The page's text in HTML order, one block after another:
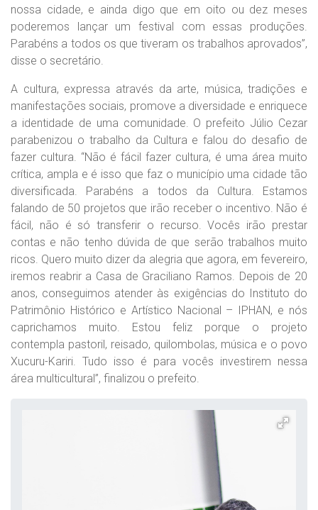
nossa cidade, e ainda digo que em oito ou dez meses
poderemos lançar um festival com essas produções.
Parabéns a todos os que tiveram os trabalhos aprovados”,
disse o secretário.
A cultura, expressa através da arte, música, tradições e
manifestações sociais, promove a diversidade e enriquece
a identidade de uma comunidade. O prefeito Júlio Cezar
parabenizou o trabalho da Cultura e falou do desafio de
fazer cultura. “Não é fácil fazer cultura, é uma área muito
crítica, ampla e é isso que faz o município uma cidade tão
diversificada. Parabéns a todos da Cultura. Estamos
falando de 50 projetos que irão receber o incentivo. Não é
fácil, não é só transferir o recurso. Vocês irão prestar
contas e não tenho dúvida de que serão trabalhos muito
ricos. Quero muito dizer da alegria que agora, em fevereiro,
iremos reabrir a Casa de Graciliano Ramos. Depois de 20
anos, conseguimos atender às exigências do Instituto do
Patrimônio Histórico e Artístico Nacional – IPHAN, e nós
caprichamos muito. Estou feliz porque o projeto
contempla pastoril, reisado, quilombolas, música e o povo
Xucuru-Kariri. Tudo isso é para vocês investirem nessa
área multicultural”, finalizou o prefeito.